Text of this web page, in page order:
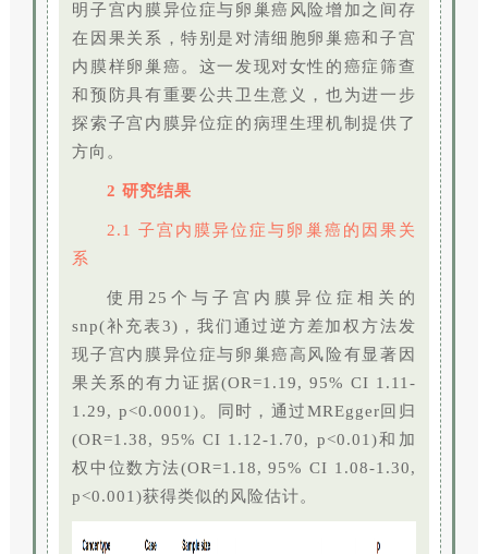
明子宫内膜异位症与卵巢癌风险增加之间存
在因果关系，特别是对清细胞卵巢癌和子宫
内膜样卵巢癌。这一发现对女性的癌症筛查
和预防具有重要公共卫生意义，也为进一步
探索子宫内膜异位症的病理生理机制提供了
方向。
2 研究结果
2.1 子宫内膜异位症与卵巢癌的因果关
系
使用25个与子宫内膜异位症相关的
snp(补充表3)，我们通过逆方差加权方法发
现子宫内膜异位症与卵巢癌高风险有显著因
果关系的有力证据(OR=1.19, 95% CI 1.11-
1.29, p<0.0001)。同时，通过MREgger回归
(OR=1.38, 95% CI 1.12-1.70, p<0.01)和加
权中位数方法(OR=1.18, 95% CI 1.08-1.30,
p<0.001)获得类似的风险估计。